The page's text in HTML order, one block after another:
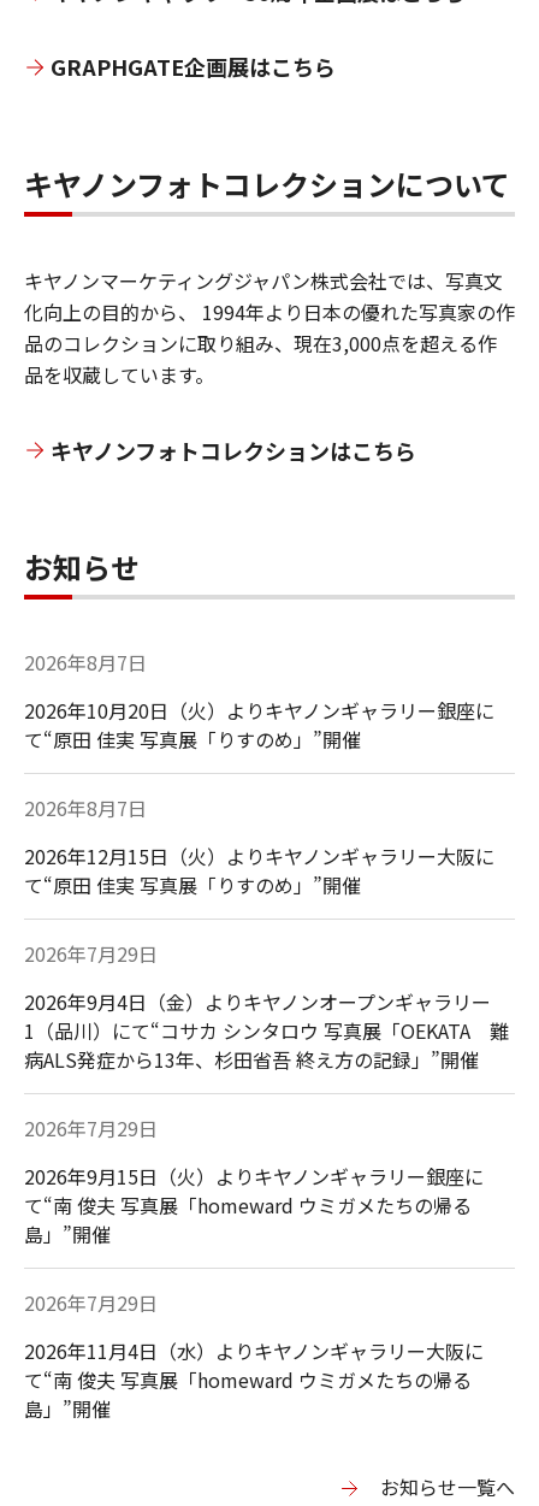
GRAPHGATE企画展はこちら
キヤノンフォトコレクションについて
キヤノンマーケティングジャパン株式会社では、写真文
化向上の目的から、 1994年より日本の優れた写真家の作
品のコレクションに取り組み、現在3,000点を超える作
品を収蔵しています。
キヤノンフォトコレクションはこちら
お知らせ
2026年8月7日
2026年10月20日（火）よりキヤノンギャラリー銀座に
て“原田 佳実 写真展「りすのめ」”開催
2026年8月7日
2026年12月15日（火）よりキヤノンギャラリー大阪に
て“原田 佳実 写真展「りすのめ」”開催
2026年7月29日
2026年9月4日（金）よりキヤノンオープンギャラリー
1（品川）にて“コサカ シンタロウ 写真展「OEKATA 難
病ALS発症から13年、杉田省吾 終え方の記録」”開催
2026年7月29日
2026年9月15日（火）よりキヤノンギャラリー銀座に
て“南 俊夫 写真展「homeward ウミガメたちの帰る
島」”開催
2026年7月29日
2026年11月4日（水）よりキヤノンギャラリー大阪に
て“南 俊夫 写真展「homeward ウミガメたちの帰る
島」”開催
お知らせ一覧へ